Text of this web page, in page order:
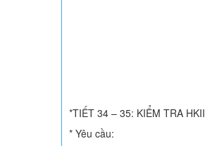
*TIẾT 34 – 35: KIỂM TRA HKII
* Yêu cầu: